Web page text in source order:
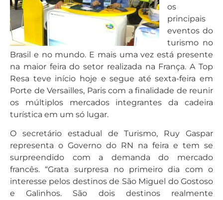
os
principais
eventos do
turismo no
Brasil e no mundo. E mais uma vez está presente
na maior feira do setor realizada na França. A Top
Resa teve início hoje e segue até sexta-feira em
Porte de Versailles, Paris com a finalidade de reunir
os múltiplos mercados integrantes da cadeira
turística em um só lugar.
O secretário estadual de Turismo, Ruy Gaspar
representa o Governo do RN na feira e tem se
surpreendido com a demanda do mercado
francês. “Grata surpresa no primeiro dia com o
interesse pelos destinos de São Miguel do Gostoso
e Galinhos. São dois destinos realmente